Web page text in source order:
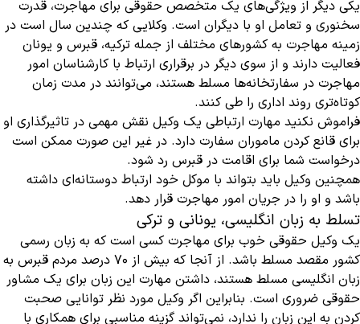
یکی دیگر از ویژگی‌های یک متخصص حقوقی برای مهاجرت، قدرت
سخنوری و تعامل او با دیگران است. وکلایی که چندین سال است در
زمینه مهاجرت به کشورهای مختلف از جمله ترکیه، قبرس و یونان
فعالیت دارند و از سوی دیگر در برقراری ارتباط با کارشناسان امور
مهاجرت در سفارتخانه‌ها مسلط هستند، می‌توانند در مدت زمان
کوتاه‌تری روند اداری را طی کنند.
فراموش نکنید مهارت ارتباطی یک وکیل نقش مهمی در تاثیرگذاری او
برای قانع کردن ماموران سفارت دارد. در غیر این صورت ممکن است
درخواست شما برای اقامت در قبرس رد شود.
همچنین وکیل باید بتواند با موکل خود ارتباط دوستانه‌ای داشته
باشد و او را در جریان امور مهاجرت قرار دهد.
تسلط به زبان انگلیسی، یونانی و ترکی
یک وکیل حقوقی خوب برای مهاجرت کسی است که به زبان رسمی
کشور مقصد مسلط باشد. از آنجا که بیش از 70 درصد مردم قبرس به
زبان انگلیسی مسلط هستند، داشتن مهارت این زبان برای یک مشاور
حقوقی ضروری است. بنابراین اگر وکیل مورد نظر توانایی صحبت
کردن به این زبان را ندارد، نمی‌تواند گزینه مناسبی برای همکاری با